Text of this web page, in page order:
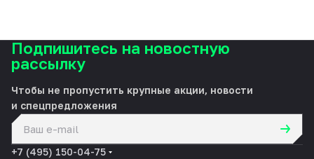
Подпишитесь на новостную
рассылку
Чтобы не пропустить крупные акции, новости
и спецпредложения
+7 (495) 150-04-75